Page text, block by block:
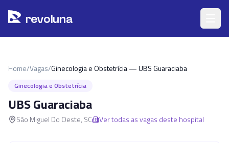
revoluna
Home/Vagas/Ginecologia e Obstetrícia — UBS Guaraciaba
Ginecologia e Obstetrícia
UBS Guaraciaba
São Miguel Do Oeste, SC Ver todas as vagas deste hospital